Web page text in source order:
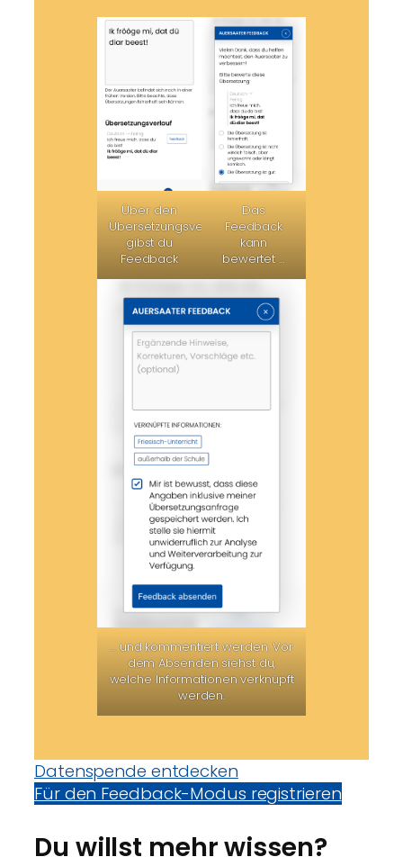
Über den
Übersetzungsverlauf
gibst du
Feedback
Das
Feedback
kann
bewertet …
… und kommentiert werden. Vor
dem Absenden siehst du,
welche Informationen verknüpft
werden.
Datenspende entdecken
Für den Feedback-Modus registrieren
Du willst mehr wissen?